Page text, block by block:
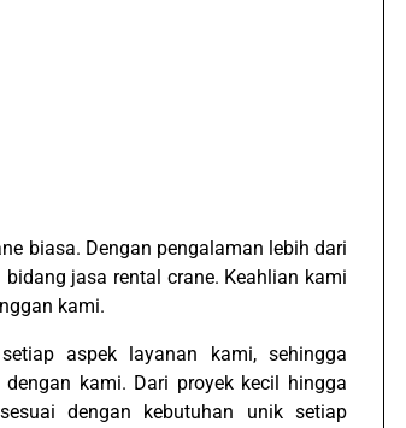
biasa. Dengan pengalaman lebih dari
jasa rental crane. Keahlian kami
kami.
aspek layanan kami, sehingga
kami. Dari proyek kecil hingga
dengan kebutuhan unik setiap